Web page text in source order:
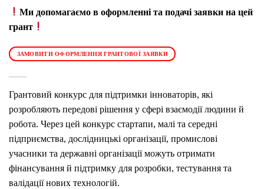
Ми допомагаємо в оформленні та подачі заявки на цей
грант
ЗАМОВИТИ ОФОРМЛЕННЯ ГРАНТОВОЇ ЗАЯВКИ
Грантовий конкурс для підтримки інноваторів, які
розробляють передові рішення у сфері взаємодії людини й
робота. Через цей конкурс стартапи, малі та середні
підприємства, дослідницькі організації, промислові
учасники та державні організації можуть отримати
фінансування й підтримку для розробки, тестування та
валідації нових технологій.